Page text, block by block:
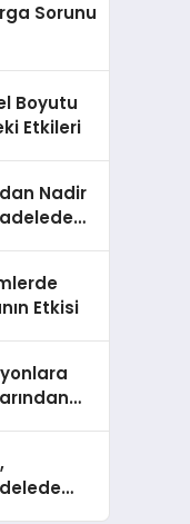
Sorunu
Boyutu
Etkileri
Nadir
Etkisi